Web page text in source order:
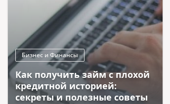
Бизнес и Финансы
Как получить займ с плохой
кредитной историей:
секреты и полезные советы